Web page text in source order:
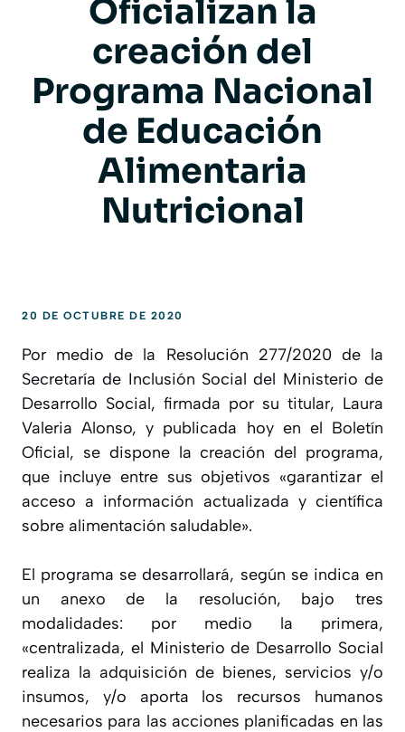
Oficializan la
creación del
Programa Nacional
de Educación
Alimentaria
Nutricional
20 DE OCTUBRE DE 2020
Por medio de la Resolución 277/2020 de la
Secretaría de Inclusión Social del Ministerio de
Desarrollo Social, firmada por su titular, Laura
Valeria Alonso, y publicada hoy en el Boletín
Oficial, se dispone la creación del programa,
que incluye entre sus objetivos «garantizar el
acceso a información actualizada y científica
sobre alimentación saludable».
El programa se desarrollará, según se indica en
un anexo de la resolución, bajo tres
modalidades: por medio la primera,
«centralizada, el Ministerio de Desarrollo Social
realiza la adquisición de bienes, servicios y/o
insumos, y/o aporta los recursos humanos
necesarios para las acciones planificadas en las